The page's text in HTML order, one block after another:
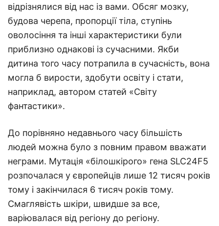
відрізнялися від нас із вами. Обсяг мозку,
будова черепа, пропорції тіла, ступінь
оволосіння та інші характеристики були
приблизно однакові із сучасними. Якби
дитина того часу потрапила в сучасність, вона
могла б вирости, здобути освіту і стати,
наприклад, автором статей «Світу
фантастики».
До порівняно недавнього часу більшість
людей можна було з повним правом вважати
неграми. Мутація «білошкірого» гена SLC24F5
розпочалася у європейців лише 12 тисяч років
тому і закінчилася 6 тисяч років тому.
Смаглявість шкіри, швидше за все,
варіювалася від регіону до регіону.